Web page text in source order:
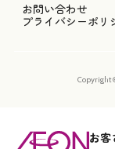
お問い合わせ
プライバシーポリ
Copyright
お客